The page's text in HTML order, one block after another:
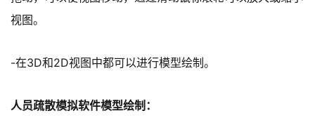
视图。
-在3D和2D视图中都可以进行模型绘制。
人员疏散模拟软件模型绘制：